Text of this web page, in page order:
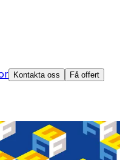
Kontakta oss Få offert